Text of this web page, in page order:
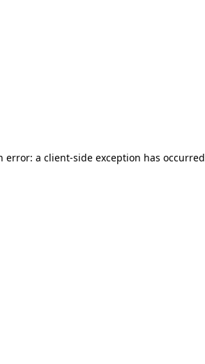
error: a client-side exception has occurred